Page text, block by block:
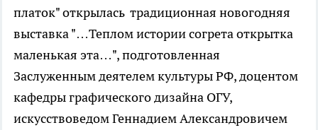
платок" открылась традиционная новогодняя
выставка "…Теплом истории согрета открытка
маленькая эта…", подготовленная
Заслуженным деятелем культуры РФ, доцентом
кафедры графического дизайна ОГУ,
искусствоведом Геннадием Александровичем